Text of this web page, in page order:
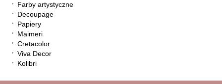
Farby artystyczne
Decoupage
Papiery
Maimeri
Cretacolor
Viva Decor
Kolibri